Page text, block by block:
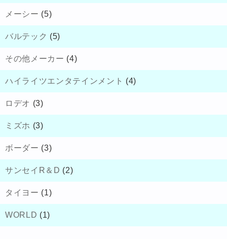
メーシー (5)
バルテック (5)
その他メーカー (4)
ハイライツエンタテインメント (4)
ロデオ (3)
ミズホ (3)
ボーダー (3)
サンセイR＆D (2)
タイヨー (1)
WORLD (1)